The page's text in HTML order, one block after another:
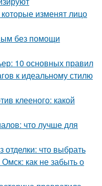
изменят лицо
без помощи
10 основных правил
к идеальному стилю
клееного: какой
что лучше для
отделки: что выбрать
как не забыть о